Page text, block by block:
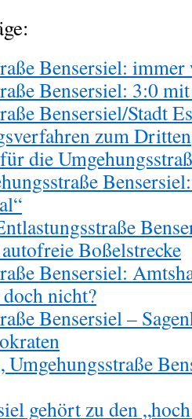
Bensersiel:
Bensersiel: 3:0
Bensersiel/Stadt
zum Dritten
die
Boßelstrecke
Bensersiel:
nicht?
Bensersiel –
Umgehungsstraße
gehört zu den